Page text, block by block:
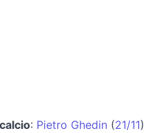
: Pietro Ghedin (21/11)